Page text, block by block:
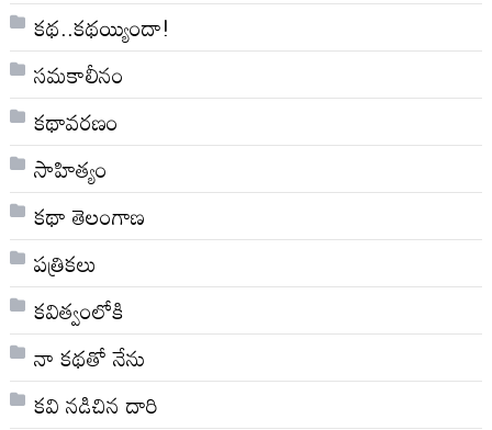
కథ..కథయ్యిందా!
సమకాలీనం
కథావరణం
సాహిత్యం
కథా తెలంగాణ
పత్రికలు
కవిత్వంలోకి
నా క‌థ‌తో నేను
కవి నడిచిన దారి